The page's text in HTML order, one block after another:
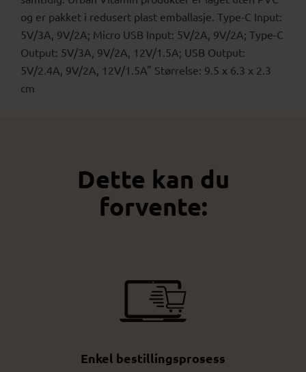
og er pakket i redusert plast emballasje. Type-C Input:
5V/3A, 9V/2A; Micro USB Input: 5V/2A, 9V/2A; Type-C
Output: 5V/3A, 9V/2A, 12V/1.5A; USB Output:
5V/2.4A, 9V/2A, 12V/1.5A" Størrelse: 9.5 x 6.3 x 2.3
cm
Dette kan du
forvente:
Enkel bestillingsprosess